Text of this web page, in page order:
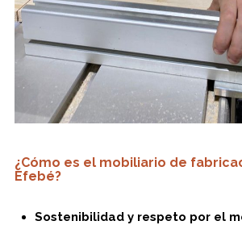
¿Cómo es el mobiliario de
Efebé?
Sostenibilidad y respeto por el